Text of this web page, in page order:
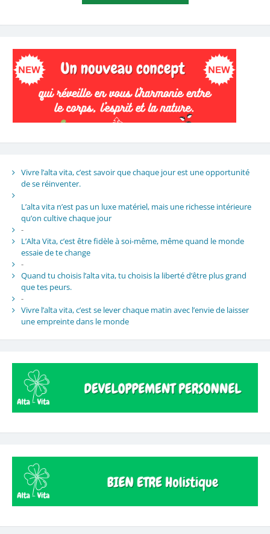
Vivre l’alta vita, c’est savoir que chaque jour est une opportunité
de se réinventer.
L’alta vita n’est pas un luxe matériel, mais une richesse intérieure
qu’on cultive chaque jour
-
L’Alta Vita, c’est être fidèle à soi-même, même quand le monde
essaie de te change
-
Quand tu choisis l’alta vita, tu choisis la liberté d’être plus grand
que tes peurs.
-
Vivre l’alta vita, c’est se lever chaque matin avec l’envie de laisser
une empreinte dans le monde